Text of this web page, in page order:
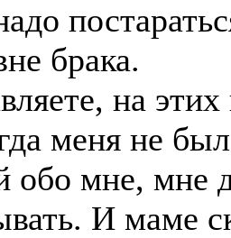
брака.
на
меня не
обо мне, мне
И маме